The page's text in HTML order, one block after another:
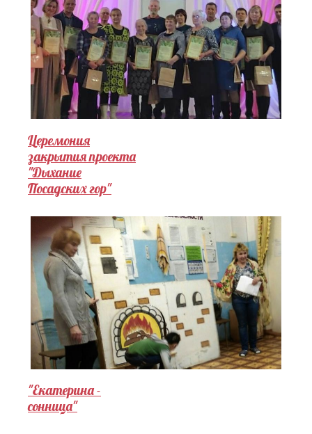
Церемония
закрытия проекта
"Дыхание
Посадских гор"
"Екатерина -
сонница"